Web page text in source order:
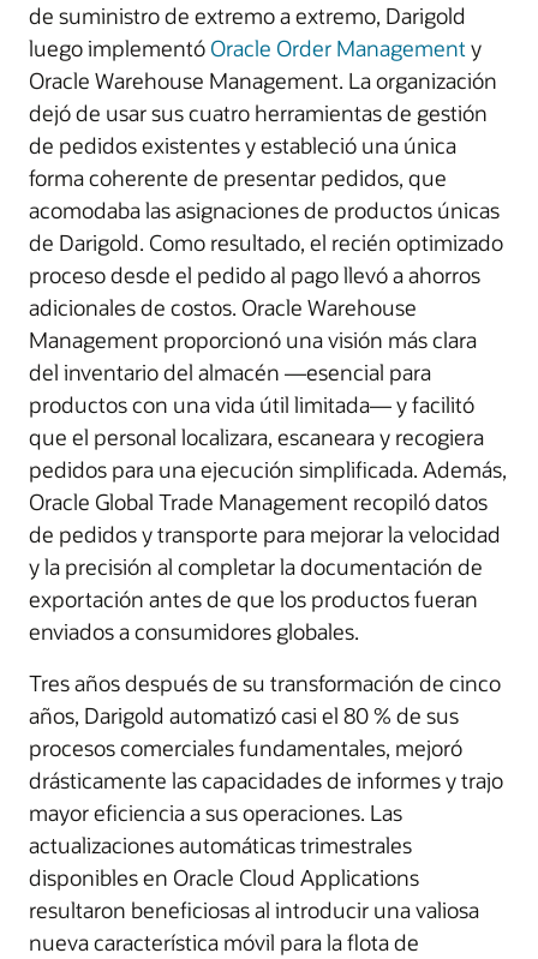
de suministro de extremo a extremo, Darigold
luego implementó Oracle Order Managementy
Oracle Warehouse Management. La organización
dejó de usar sus cuatro herramientas de gestión
de pedidos existentes y estableció una única
forma coherente de presentar pedidos, que
acomodaba las asignaciones de productos únicas
de Darigold. Como resultado, el recién optimizado
proceso desde el pedido al pago llevó a ahorros
adicionales de costos. Oracle Warehouse
Management proporcionó una visión más clara
del inventario del almacén —esencial para
productos con una vida útil limitada— y facilitó
que el personal localizara, escaneara y recogiera
pedidos para una ejecución simplificada. Además,
Oracle Global Trade Management recopiló datos
de pedidos y transporte para mejorar la velocidad
y la precisión al completar la documentación de
exportación antes de que los productos fueran
enviados a consumidores globales.
Tres años después de su transformación de cinco
años, Darigold automatizó casi el 80 % de sus
procesos comerciales fundamentales, mejoró
drásticamente las capacidades de informes y trajo
mayor eficiencia a sus operaciones. Las
actualizaciones automáticas trimestrales
disponibles en Oracle Cloud Applications
resultaron beneficiosas al introducir una valiosa
nueva característica móvil para la flota de